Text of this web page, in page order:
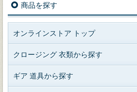
商品を探す
オンラインストア トップ
クロージング 衣類から探す
ギア 道具から探す